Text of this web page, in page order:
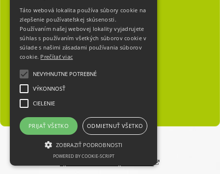
O nás
Táto webová lokalita používa súbory cookie na
zlepšenie používateľskej skúsenosti.
Používaním našej webovej lokality vyjadrujete
súhlas s používaním všetkých súborov cookie v
súlade s našimi zásadami používania súborov
cookie. Prečítať viac
NEVYHNUTNE POTREBNÉ
VÝKONNOSŤ
CIELENIE
PRIJAŤ VŠETKO ODMIETNUŤ VŠETKO
ZOBRAZIŤ PODROBNOSTI
POWERED BY COOKIE-SCRIPT